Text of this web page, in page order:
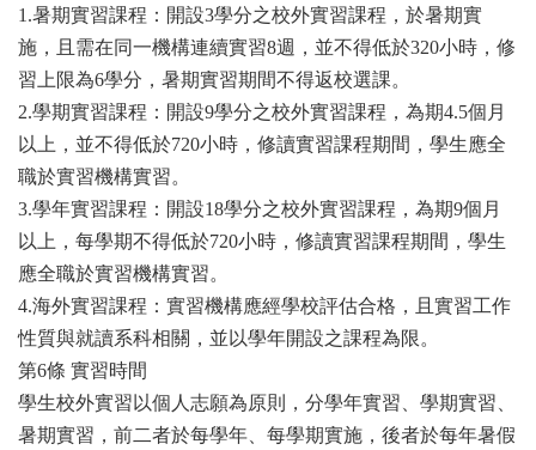
1.暑期實習課程：開設3學分之校外實習課程，於暑期實
施，且需在同一機構連續實習8週，並不得低於320小時，修
習上限為6學分，暑期實習期間不得返校選課。
2.學期實習課程：開設9學分之校外實習課程，為期4.5個月
以上，並不得低於720小時，修讀實習課程期間，學生應全
職於實習機構實習。
3.學年實習課程：開設18學分之校外實習課程，為期9個月
以上，每學期不得低於720小時，修讀實習課程期間，學生
應全職於實習機構實習。
4.海外實習課程：實習機構應經學校評估合格，且實習工作
性質與就讀系科相關，並以學年開設之課程為限。
第6條 實習時間
學生校外實習以個人志願為原則，分學年實習、學期實習、
暑期實習，前二者於每學年、每學期實施，後者於每年暑假